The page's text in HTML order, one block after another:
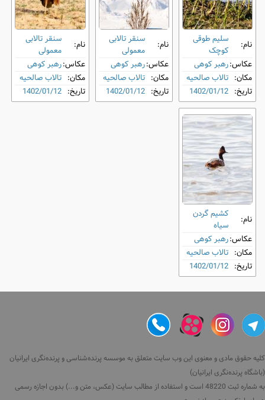
نام:
سلیم طوقی
کوچک
عکاس:رهبر کوهی
مکان: تالاب صالحیه
تاریخ: 1402/01/12
نام:
سنقر تالابی
معمولی
عکاس:رهبر کوهی
مکان: تالاب صالحیه
تاریخ: 1402/01/12
نام:
سنقر تالابی
معمولی
عکاس:رهبر کوهی
مکان: تالاب صالحیه
تاریخ: 1402/01/12
نام:
کشیم گردن‌
سیاه
عکاس:رهبر کوهی
مکان: تالاب صالحیه
تاریخ: 1402/01/12
کلیه حقوق مادی و معنوی این وب سایت متعلق به موسسه پرنده‌شناسی و پرنده‌نگری ایرانیان
(باشگاه پرنده‌نگری ایرانیان)
به شماره ثبت 48220 است و استفاده از مطالب سایت (عکس، متن و...) بدون اجازه رسمی